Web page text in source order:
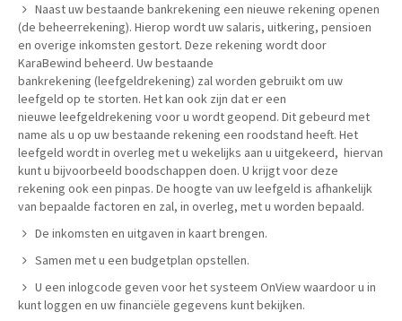
Naast uw bestaande bankrekening een nieuwe rekening openen
(de beheerrekening). Hierop wordt uw salaris, uitkering, pensioen
en overige inkomsten gestort. Deze rekening wordt door
KaraBewind beheerd. Uw bestaande
bankrekening (leefgeldrekening) zal worden gebruikt om uw
leefgeld op te storten. Het kan ook zijn dat er een
nieuwe leefgeldrekening voor u wordt geopend. Dit gebeurd met
name als u op uw bestaande rekening een roodstand heeft. Het
leefgeld wordt in overleg met u wekelijks aan u uitgekeerd, hiervan
kunt u bijvoorbeeld boodschappen doen. U krijgt voor deze
rekening ook een pinpas. De hoogte van uw leefgeld is afhankelijk
van bepaalde factoren en zal, in overleg, met u worden bepaald.
De inkomsten en uitgaven in kaart brengen.
Samen met u een budgetplan opstellen.
U een inlogcode geven voor het systeem OnView waardoor u in
kunt loggen en uw financiële gegevens kunt bekijken.